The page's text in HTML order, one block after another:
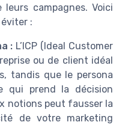
campagnes. Voici
:
: L’ICP (Ideal Customer
ou de client idéal
tandis que le persona
qui prend la décision
notions peut fausser la
de votre marketing